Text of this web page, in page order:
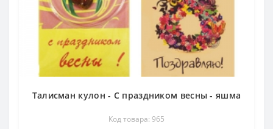
Талисман кулон - С праздником весны - яшма
Код товара: 965